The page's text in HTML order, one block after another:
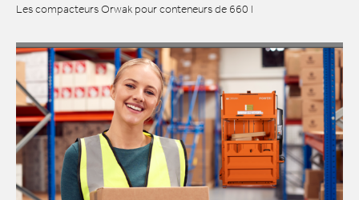
Les compacteurs Orwak pour conteneurs de 660 l